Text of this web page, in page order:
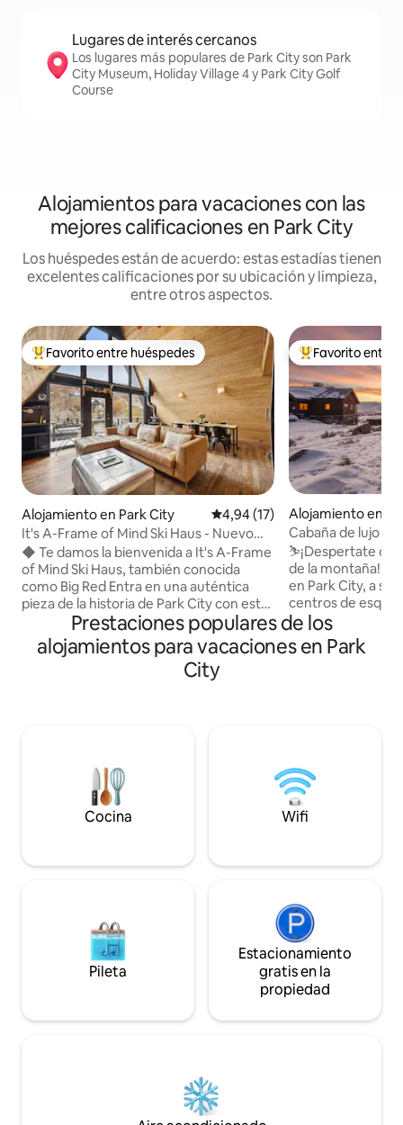
Lugares de interés cercanos
Los lugares más populares de Park City son Park
City Museum, Holiday Village 4 y Park City Golf
Course
Alojamientos para vacaciones con las
mejores calificaciones en Park City
Los huéspedes están de acuerdo: estas estadías tienen
excelentes calificaciones por su ubicación y limpieza,
entre otros aspectos.
Favorito entre los huéspedes más destacados
Favorito entre huéspedes
Alojamiento en Park City Calificación promedio: 4,94 de
4,94 (17)
It's A-Frame of Mind Ski Haus - Nuevo
jacuzzi y jardín
◆ Te damos la bienvenida a It's A-Frame
of Mind Ski Haus, también conocida
como Big Red Entra en una auténtica
pieza de la historia de Park City con esta
única cabaña alpina de esquí de 1963,
enclavada en el corazón del fabuloso
casco antiguo. La última verdadera
estructura alpina que queda en Park
un jacuzzi nuevo para 7 personas. ¡Estilo
grande, gran aventura, rojo grande!
Licencia de alquiler B-019554
Favorito entre
Favorito entre
Alojamiento en
Cabaña de lujo
vistas a la
⛷️¡Despertate
de la montaña! 🏔️
en Park City, a
centros de esquí
Deer Valley y
refugio de
privado, una
cerca de lugares
restaurantes de
montañas de
avistar vida
Prestaciones populares de los
alojamientos para vacaciones en Park
City
Cocina Wifi
Pileta
Estacionamiento
gratis en la
propiedad